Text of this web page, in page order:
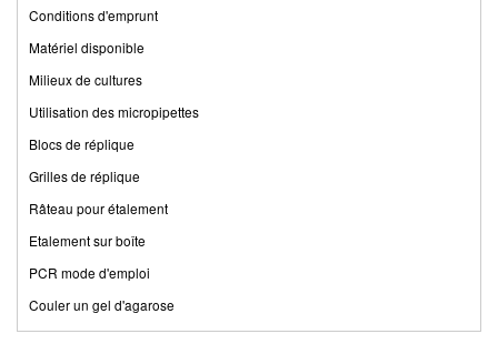
Conditions d'emprunt
Matériel disponible
Milieux de cultures
Utilisation des micropipettes
Blocs de réplique
Grilles de réplique
Râteau pour étalement
Etalement sur boîte
PCR mode d'emploi
Couler un gel d'agarose